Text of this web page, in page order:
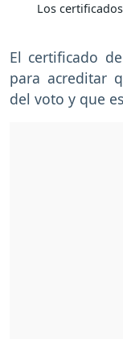
Los
El certificado
para acreditar
del voto y que